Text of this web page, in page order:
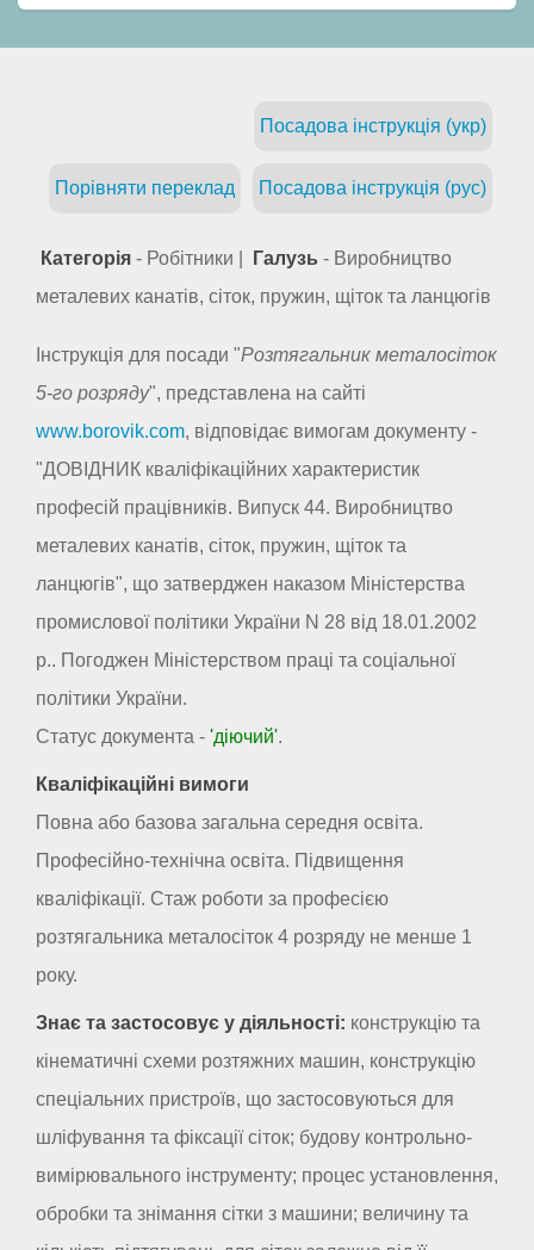
Посадова інструкція (укр)
Посадова інструкція (рус)
Порівняти переклад
Категорія - Робітники | Галузь - Виробництво
металевих канатів, сіток, пружин, щіток та ланцюгів
Інструкція для посади "Розтягальник металосіток
5-го розряду", представлена на сайті
www.borovik.com, відповідає вимогам документу -
"ДОВІДНИК кваліфікаційних характеристик
професій працівників. Випуск 44. Виробництво
металевих канатів, сіток, пружин, щіток та
ланцюгів", що затверджен наказом Міністерства
промислової політики України N 28 від 18.01.2002
р.. Погоджен Міністерством праці та соціальної
політики України.
Статус документа - 'діючий'.
Кваліфікаційні вимоги
Повна або базова загальна середня освіта.
Професійно-технічна освіта. Підвищення
кваліфікації. Стаж роботи за професією
розтягальника металосіток 4 розряду не менше 1
року.
Знає та застосовує у діяльності: конструкцію та
кінематичні схеми розтяжних машин, конструкцію
спеціальних пристроїв, що застосовуються для
шліфування та фіксації сіток; будову контрольно-
вимірювального інструменту; процес установлення,
обробки та знімання сітки з машини; величину та